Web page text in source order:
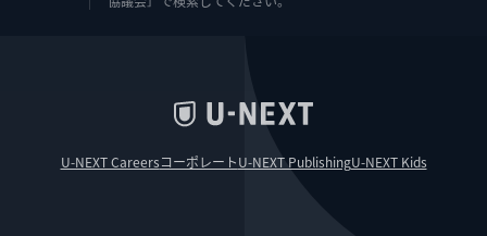
U-NEXT CareersコーポレートU-NEXT PublishingU-NEXT Kids